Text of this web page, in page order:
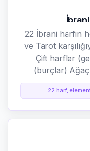
22 İbrani harfin
ve Tarot
Çift harfler
(burçlar)
22 harf,